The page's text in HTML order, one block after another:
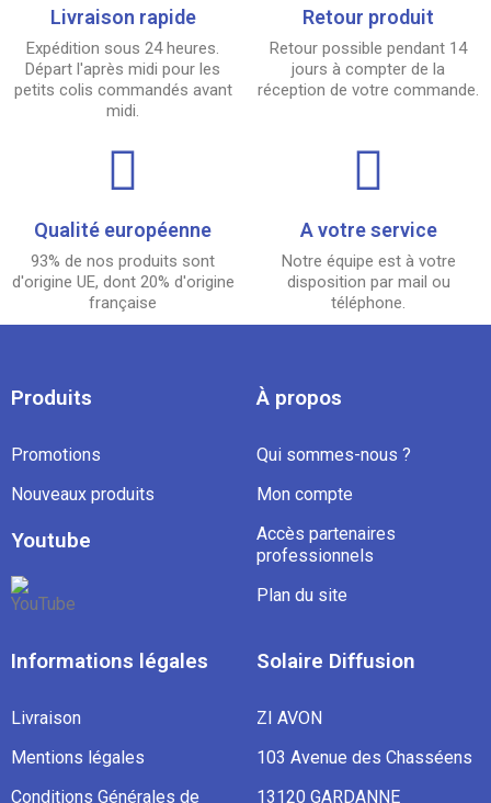
Livraison rapide
Expédition sous 24 heures.
Départ l'après midi pour les
petits colis commandés avant
midi.
Retour produit
Retour possible pendant 14
jours à compter de la
réception de votre commande.
Qualité européenne
93% de nos produits sont
d'origine UE, dont 20% d'origine
française
A votre service
Notre équipe est à votre
disposition par mail ou
téléphone.
Produits
Promotions
Nouveaux produits
Youtube
À propos
Qui sommes-nous ?
Mon compte
Accès partenaires
professionnels
Plan du site
Informations légales
Livraison
Mentions légales
Conditions Générales de
Solaire Diffusion
ZI AVON
103 Avenue des Chasséens
13120 GARDANNE